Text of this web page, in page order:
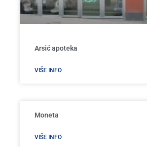
Arsić apoteka
VIŠE INFO
Moneta
VIŠE INFO